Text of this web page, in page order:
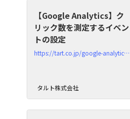
【Google Analytics】ク
リック数を測定するイベン
トの設定
https://tart.co.jp/google-analytics-event-settings
タルト株式会社